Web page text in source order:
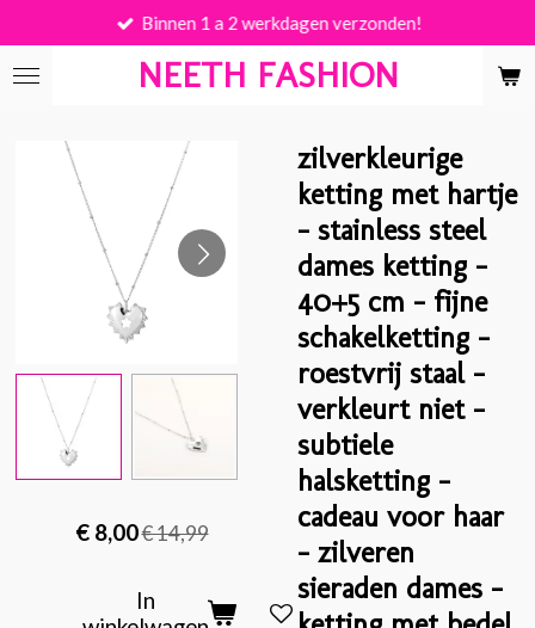
direct
naar
NEETH FASHION
Binnen 1 a 2 werkdagen verzonden!
zilverkleurige
ketting met hartje
– stainless steel
dames ketting –
40+5 cm – fijne
schakelketting –
roestvrij staal –
verkleurt niet –
subtiele
halsketting –
cadeau voor haar
– zilveren
sieraden dames –
€ 8,00€ 14,99
In